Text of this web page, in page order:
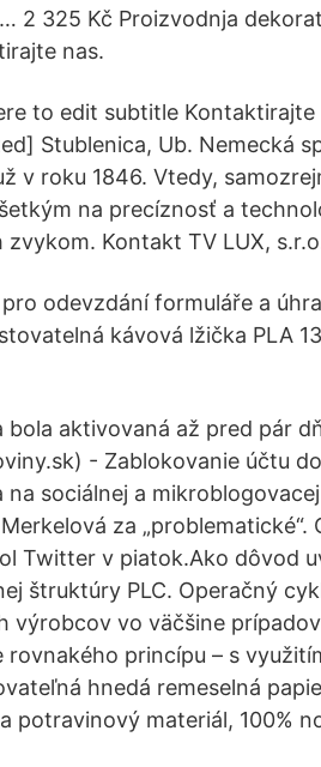
2 325 Kč Proizvodnja
nas.
to edit subtitle
Stublenica, Ub. Nemecká
v roku 1846. Vtedy,
na precíznosť a
zvykom. Kontakt TV LUX,
odevzdání formuláře a
kávová lžička PLA
bola aktivovaná až pred pár
- Zablokovanie účtu
na sociálnej a
za
Twitter v piatok.Ako dôvod
štruktúry PLC. Operačný
výrobcov vo väčšine
rovnakého princípu – s
hnedá remeselná
potravinový materiál, 100%